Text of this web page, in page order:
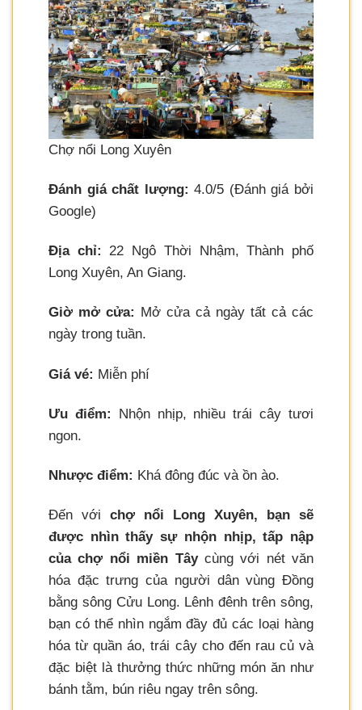
Chợ nổi Long Xuyên
Đánh giá chất lượng: 4.0/5 (Đánh giá bởi
Google)
Địa chỉ: 22 Ngô Thời Nhậm, Thành phố
Long Xuyên, An Giang.
Giờ mở cửa: Mở cửa cả ngày tất cả các
ngày trong tuần.
Giá vé: Miễn phí
Ưu điểm: Nhộn nhịp, nhiều trái cây tươi
ngon.
Nhược điểm: Khá đông đúc và ồn ào.
Đến với chợ nổi Long Xuyên, bạn sẽ
được nhìn thấy sự nhộn nhịp, tấp nập
của chợ nổi miền Tâycùng với nét văn
hóa đặc trưng của người dân vùng Đồng
bằng sông Cửu Long. Lênh đênh trên sông,
bạn có thể nhìn ngắm đầy đủ các loại hàng
hóa từ quần áo, trái cây cho đến rau củ và
đặc biệt là thưởng thức những món ăn như
bánh tằm, bún riêu ngay trên sông.